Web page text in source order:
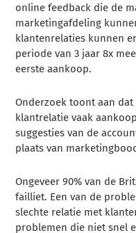
online feedback die de
marketingafdeling
klantenrelaties kunnen
periode van 3 jaar 8x
eerste aankoop.
Onderzoek toont aan
klantrelatie vaak
suggesties van de
plaats van
Ongeveer 90% van de
failliet. Een van de
slechte relatie met
problemen die niet snel